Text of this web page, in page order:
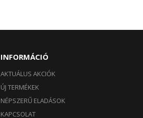
INFORMÁCIÓ
AKTUÁLUS AKCIÓK
ÚJ TERMÉKEK
NÉPSZERŰ ELADÁSOK
KAPCSOLAT